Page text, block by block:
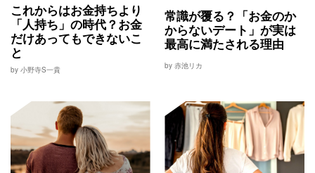
これからはお金持ちより
「人持ち」の時代？お金
だけあってもできないこ
と
by 小野寺S一貴
常識が覆る？「お金のか
からないデート」が実は
最高に満たされる理由
by 赤池リカ